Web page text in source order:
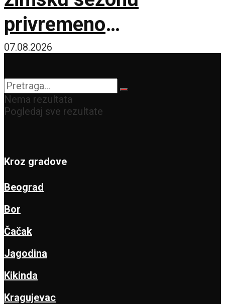
privremeno
obustavljena
07.08.2026
Nema rezultata
Pogledaj sve rezultate
Kroz gradove
Beograd
Bor
Čačak
Jagodina
Kikinda
Kragujevac